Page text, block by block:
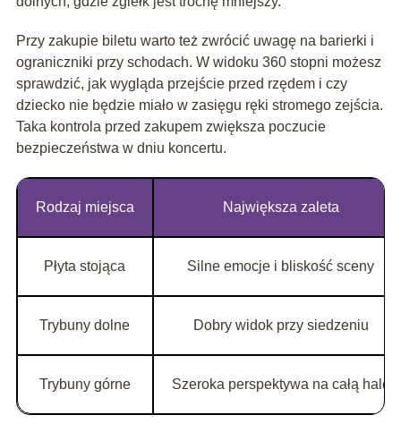
Przy zakupie biletu warto też zwrócić uwagę na barierki i
ograniczniki przy schodach. W widoku 360 stopni możesz
sprawdzić, jak wygląda przejście przed rzędem i czy
dziecko nie będzie miało w zasięgu ręki stromego zejścia.
Taka kontrola przed zakupem zwiększa poczucie
bezpieczeństwa w dniu koncertu.
Rodzaj miejsca Największa zaleta
Płyta stojąca Silne emocje i bliskość sceny
Trybuny dolne Dobry widok przy siedzeniu
Trybuny górne Szeroka perspektywa na całą halę